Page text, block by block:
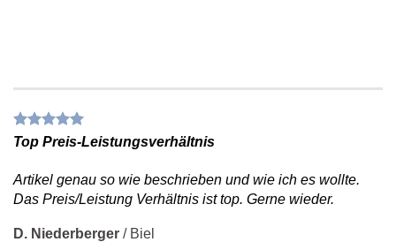
Top Preis-Leistungsverhältnis
Artikel genau so wie beschrieben und wie ich es wollte.
Das Preis/Leistung Verhältnis ist top. Gerne wieder.
D. Niederberger / Biel